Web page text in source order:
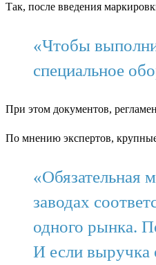
Так, после введения
«Чтобы
специальное
При этом документов,
По мнению экспертов,
«Обязательная
заводах
одного рынка.
И если выручка